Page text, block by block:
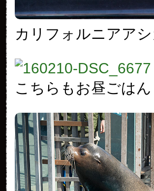
カリフォルニアアシ
こちらもお昼ごはん